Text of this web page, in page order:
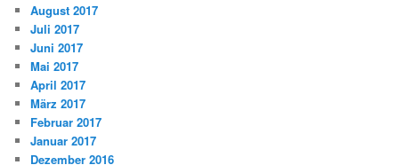
August 2017
Juli 2017
Juni 2017
Mai 2017
April 2017
März 2017
Februar 2017
Januar 2017
Dezember 2016